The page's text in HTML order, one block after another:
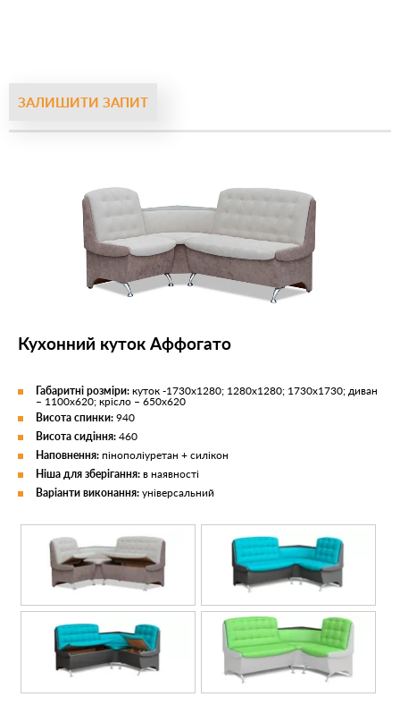
ЗАЛИШИТИ ЗАПИТ
Кухонний куток Аффогато
Габаритні розміри: куток -1730х1280; 1280х1280; 1730х1730; диван
– 1100х620; крісло – 650х620
Висота спинки: 940
Висота сидіння: 460
Наповнення: пінополіуретан + силікон
Ніша для зберігання: в наявності
Варіанти виконання: універсальний